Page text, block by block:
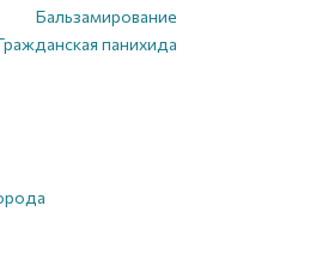
Бальзамирование
панихида